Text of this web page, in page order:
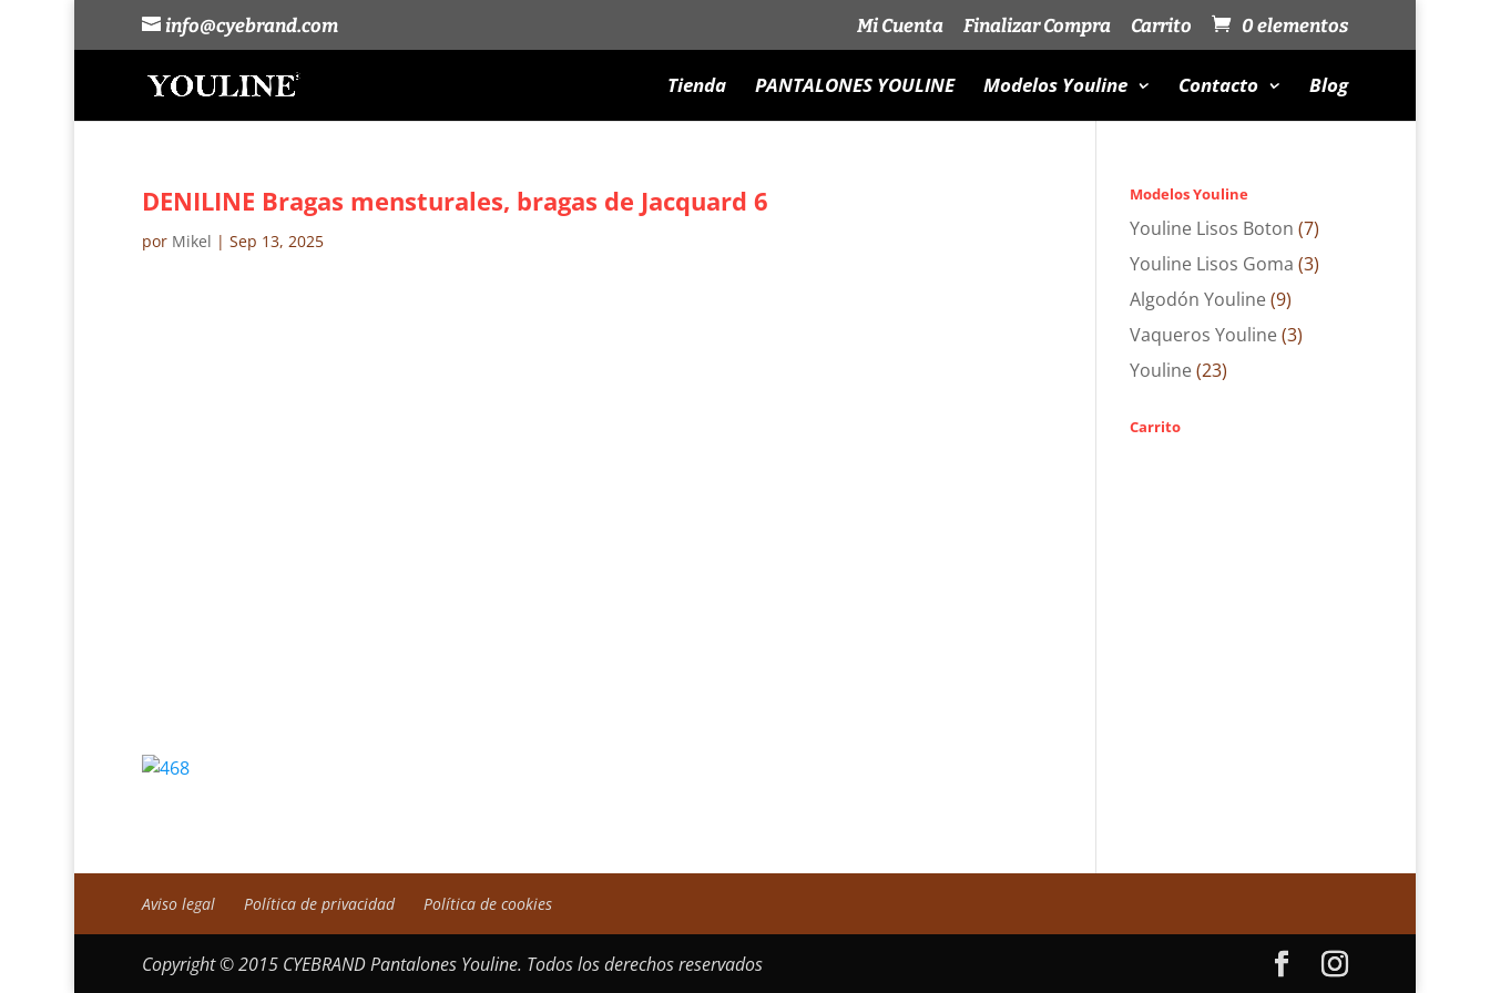
info@cyebrand.com Mi Cuenta Finalizar Compra Carrito 0 elementos
Tienda PANTALONES YOULINE Modelos Youline Contacto Blog
DENILINE Bragas mensturales, bragas de Jacquard 6
por Mikel | Sep 13, 2025
Modelos Youline
Youline Lisos Boton (7)
Youline Lisos Goma (3)
Algodón Youline(9)
Vaqueros Youline(3)
Youline(23)
Carrito
Aviso legal Política de privacidad Política de cookies
Copyright © 2015 CYEBRAND Pantalones Youline. Todos los derechos reservados